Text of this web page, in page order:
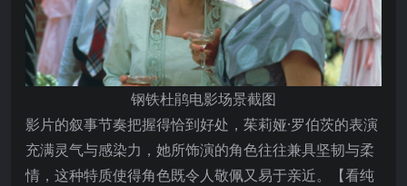
钢铁杜鹃电影场景截图
影片的叙事节奏把握得恰到好处，茱莉娅·罗伯茨的表演
充满灵气与感染力，她所饰演的角色往往兼具坚韧与柔
情，这种特质使得角色既令人敬佩又易于亲近。【看纯